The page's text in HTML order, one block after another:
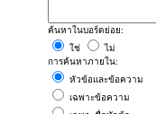
ค้นหาในบอร์ดย่อย:
ใช่
ไม่
การค้นหาภายใน:
หัวข้อและข้อความ
เฉพาะข้อความ